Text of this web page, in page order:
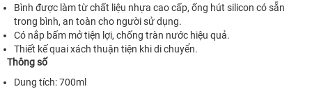
Bình được làm từ chất liệu nhựa cao cấp, ống hút silicon có sẵn
trong bình, an toàn cho người sử dụng.
Có nắp bấm mở tiện lợi, chống tràn nước hiệu quả.
Thiết kế quai xách thuận tiện khi di chuyển.
Thông số
Dung tích: 700ml